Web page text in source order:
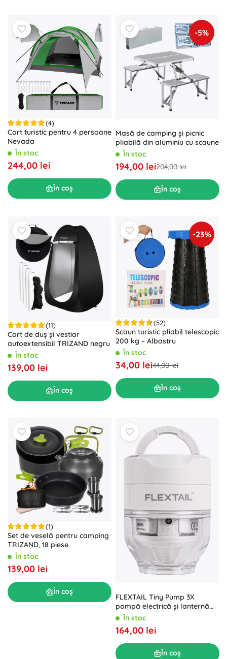
(4)
Cort turistic pentru 4 persoane
Nevada
În stoc
244,00 lei
În coș
-5%
Masă de camping și picnic
pliabilă din aluminiu cu scaune
În stoc
194,00 lei204,00 lei
În coș
(11)
Cort de duș și vestiar
autoextensibil TRIZAND negru
În stoc
139,00 lei
În coș
-23%
(52)
Scaun turistic pliabil telescopic
200 kg – Albastru
În stoc
34,00 lei44,00 lei
În coș
(1)
Set de veselă pentru camping
TRIZAND, 18 piese
În stoc
139,00 lei
În coș
FLEXTAIL Tiny Pump 3X
pompă electrică și lanternă
de camping albă
În stoc
164,00 lei
În coș